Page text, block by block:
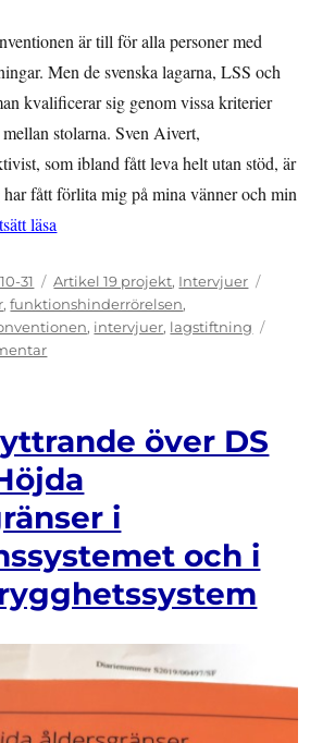
är till för alla personer med
Men de svenska lagarna, LSS och
kvalificerar sig genom vissa kriterier
stolarna. Sven Aivert,
som ibland fått leva helt utan stöd, är
har fått förlita mig på mina vänner och min
läsa
31 Kategorier
Artikel 19 projekt, Intervjuer
,funktionshinderrörelsen,
, intervjuer, lagstiftning
till
i
svensk
lagstiftning
över DS
i
och i